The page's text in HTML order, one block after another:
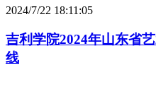
2024/7/22 18:11:05
吉利学院2024年山东省
线